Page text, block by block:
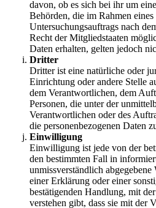
davon, ob es sich bei ihr um
Behörden, die im Rahmen eines
Untersuchungsauftrags nach
Recht der Mitgliedstaaten
Daten erhalten, gelten jedoch
Dritter
Dritter ist eine natürliche oder
Einrichtung oder andere Stelle
dem Verantwortlichen, dem
Personen, die unter der
Verantwortlichen oder des
die personenbezogenen Daten
Einwilligung
Einwilligung ist jede von der
den bestimmten Fall in
unmissverständlich
einer Erklärung oder einer
bestätigenden Handlung, mit
verstehen gibt, dass sie mit der